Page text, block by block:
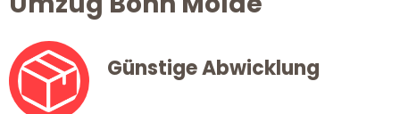
Günstige Abwicklung